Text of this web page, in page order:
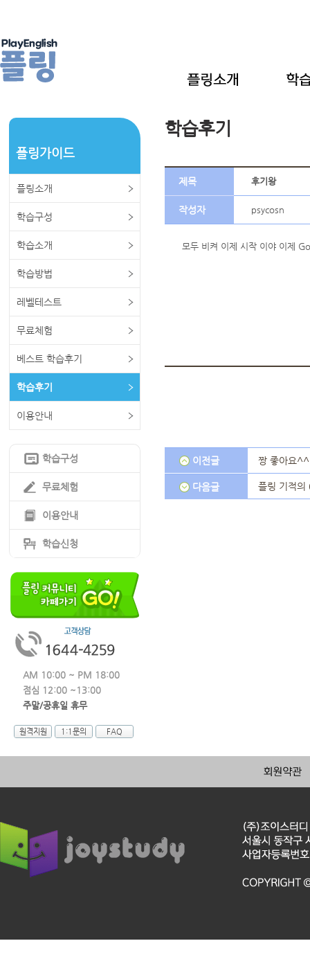
플링가이드
플링소개
학습구성
학습소개
학습방법
레벨테스트
무료체험
베스트 학습후기
학습후기
이용안내
학습구성
무료체험
이용안내
학습신청
AM 10:00 ~ PM 18:00
점심 12:00 ~13:00
주말/공휴일 휴무
원격지원 1:1문의 FAQ
학습후기
제목 후기왕
작성자 psycosn
모두 비켜 이제 시작 이야 이제 Go
이전글 짱 좋아요^^
다음글 플링 기적의